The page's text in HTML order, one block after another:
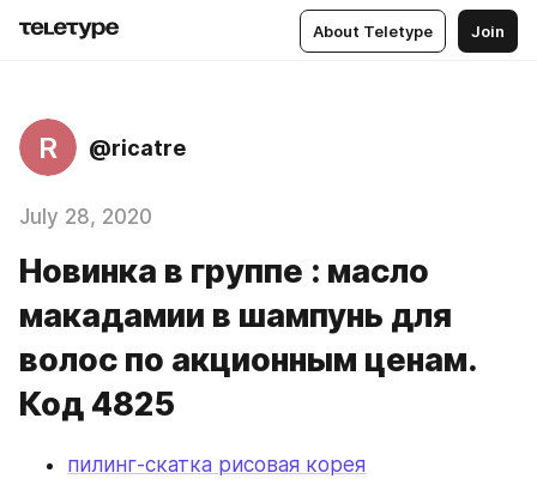
About Teletype Join
R @ricatre
July 28, 2020
Новинка в группе : масло
макадамии в шампунь для
волос по акционным ценам.
Код 4825
пилинг-скатка рисовая корея